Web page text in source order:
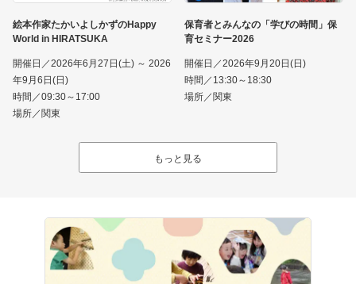
絵本作家たかいよしかずのHappy
World in HIRATSUKA
開催日／2026年6月27日(土) ～ 2026
年9月6日(日)
時間／09:30～17:00
場所／関東
保育者とみんなの「学びの時間」保
育セミナー2026
開催日／2026年9月20日(日)
時間／13:30～18:30
場所／関東
もっと見る